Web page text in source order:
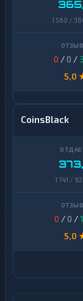
1 560 /
0 / 0 / 3
5,0
CoinsBlack
1 741 /
0 / 0 /1
5,0